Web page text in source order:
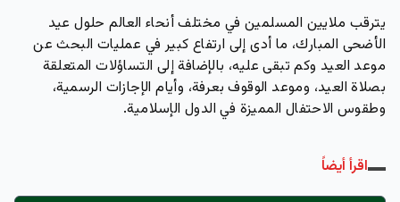
يترقب ملايين المسلمين في مختلف أنحاء العالم حلول عيد
الأضحى المبارك، ما أدى إلى ارتفاع كبير في عمليات البحث عن
موعد العيد وكم تبقى عليه، بالإضافة إلى التساؤلات المتعلقة
بصلاة العيد، وموعد الوقوف بعرفة، وأيام الإجازات الرسمية،
وطقوس الاحتفال المميزة في الدول الإسلامية.
اقرأ أيضاً